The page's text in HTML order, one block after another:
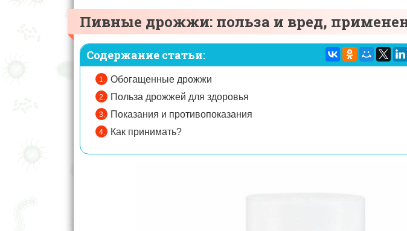
Пивные дрожжи: польза и вред,
Содержание статьи:
Обогащенные дрожжи
Польза дрожжей для здоровья
Показания и противопоказания
Как принимать?